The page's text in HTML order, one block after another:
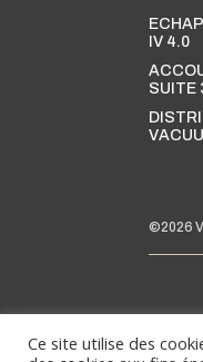
IV 4.0
SUITE
©2026
Ce site utilise des